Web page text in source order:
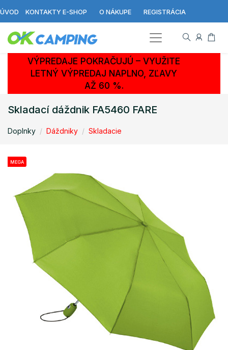
ÚVOD KONTAKTY E-SHOP O NÁKUPE REGISTRÁCIA
VÝPREDAJE POKRAČUJÚ – VYUŽITE
LETNÝ VÝPREDAJ NAPLNO, ZĽAVY
AŽ 60 %.
Skladací dáždnik FA5460 FARE
Doplnky Dáždniky Skladacie
MEGA